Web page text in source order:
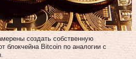
создать собственную
блокчейна Bitcoin по аналогии с